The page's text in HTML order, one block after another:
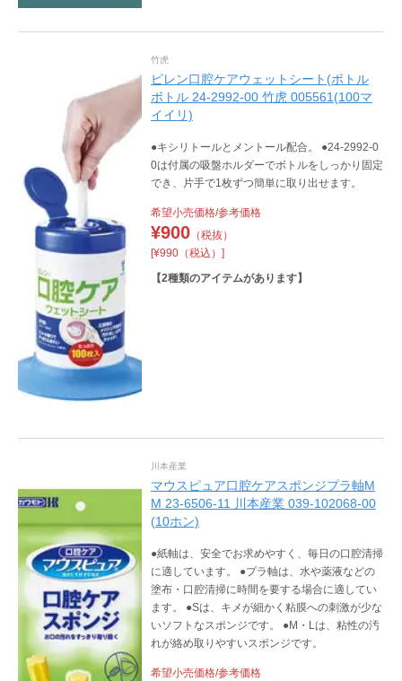
竹虎
ピレン口腔ケアウェットシート(ボトル
ボトル 24-2992-00 竹虎 005561(100マ
イイリ)
●キシリトールとメントール配合。 ●24-2992-0
0は付属の吸盤ホルダーでボトルをしっかり固定
でき、片手で1枚ずつ簡単に取り出せます。
希望小売価格/参考価格
¥900（税抜）
[¥990（税込）]
【2種類のアイテムがあります】
川本産業
マウスピュア口腔ケアスポンジプラ軸M
M 23-6506-11 川本産業 039-102068-00
(10ホン)
●紙軸は、安全でお求めやすく、毎日の口腔清掃
に適しています。 ●プラ軸は、水や薬液などの
塗布・口腔清掃に時間を要する場合に適してい
ます。 ●Sは、キメが細かく粘膜への刺激が少な
いソフトなスポンジです。 ●M・Lは、粘性の汚
れが絡め取りやすいスポンジです。
希望小売価格/参考価格